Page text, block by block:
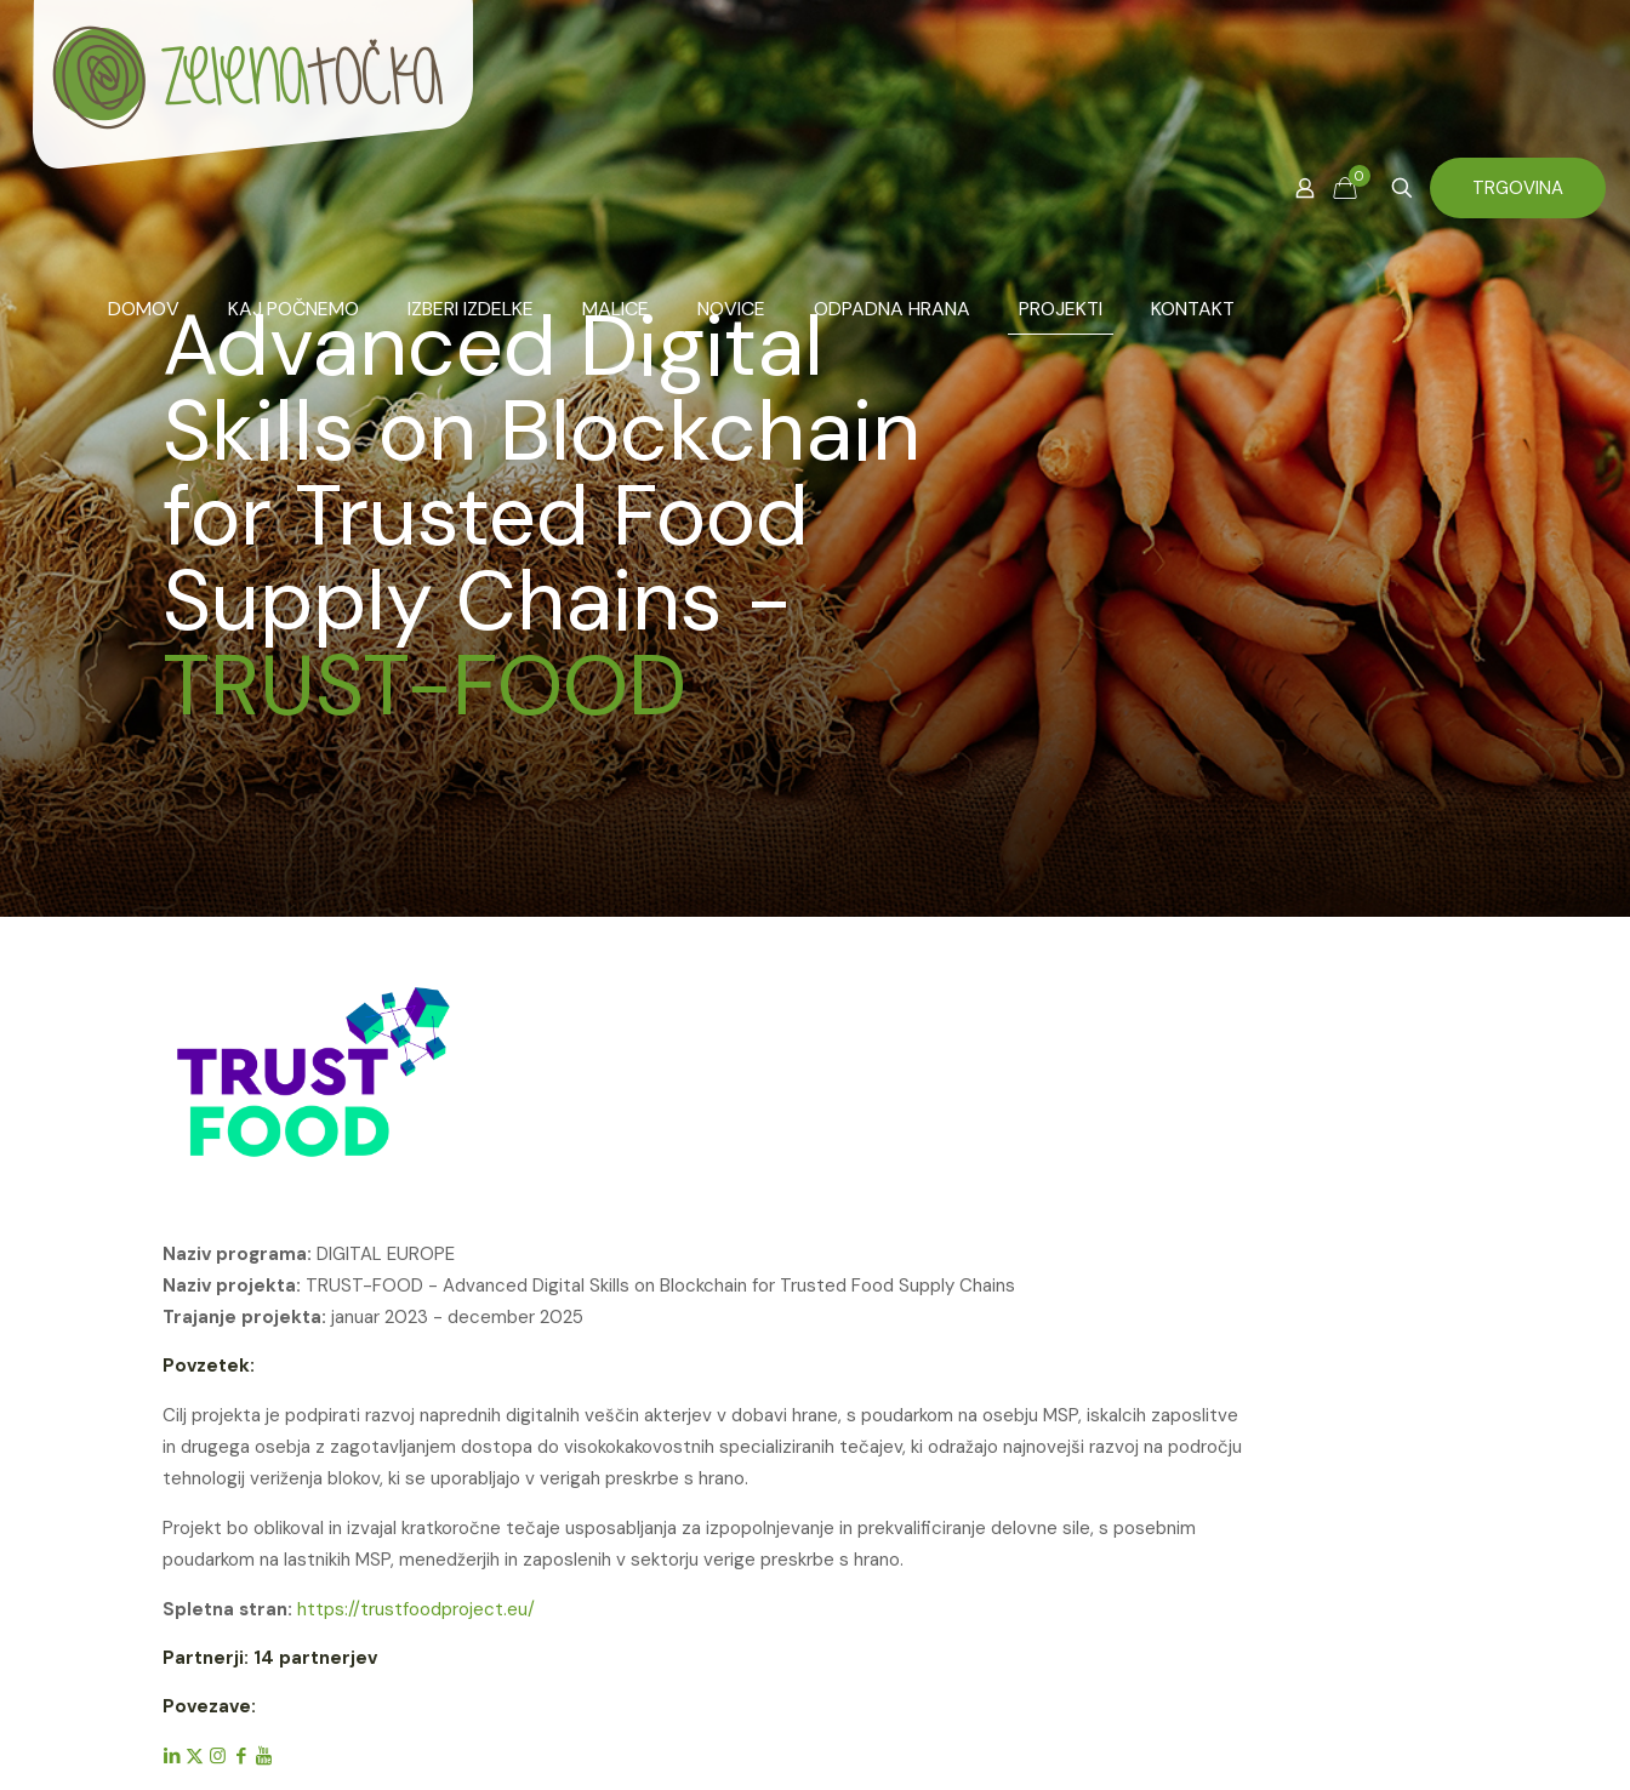
DOMOV KAJ POČNEMO IZBERI IZDELKE MALICE NOVICE ODPADNA HRANA PROJEKTI KONTAKT
0 TRGOVINA
Advanced Digital
Skills on Blockchain
for Trusted Food
Supply Chains -
TRUST-FOOD
Naziv programa: DIGITAL EUROPE
Naziv projekta: TRUST-FOOD - Advanced Digital Skills on Blockchain for Trusted Food Supply Chains
Trajanje projekta: januar 2023 - december 2025
Povzetek:
Cilj projekta je podpirati razvoj naprednih digitalnih veščin akterjev v dobavi hrane, s poudarkom na osebju MSP, iskalcih zaposlitve
in drugega osebja z zagotavljanjem dostopa do visokokakovostnih specializiranih tečajev, ki odražajo najnovejši razvoj na področju
tehnologij veriženja blokov, ki se uporabljajo v verigah preskrbe s hrano.
Projekt bo oblikoval in izvajal kratkoročne tečaje usposabljanja za izpopolnjevanje in prekvalificiranje delovne sile, s posebnim
poudarkom na lastnikih MSP, menedžerjih in zaposlenih v sektorju verige preskrbe s hrano.
Spletna stran: https://trustfoodproject.eu/
Partnerji: 14 partnerjev
Povezave: